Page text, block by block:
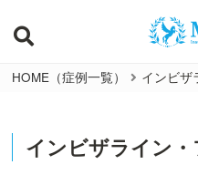
HOME（症例一覧） インビザ
インビザライン・